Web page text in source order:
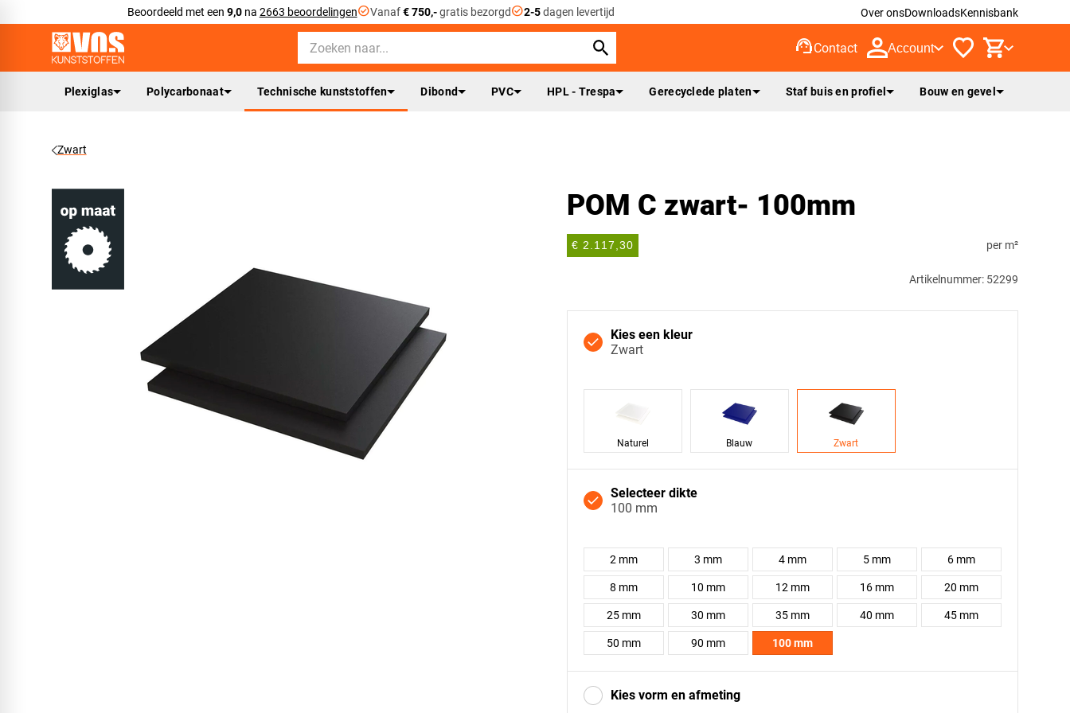
Beoordeeld met een 9,0na 2663 beoordelingencheck_circleVanaf€ 750,-gratis bezorgdcheck_circle2-5dagen levertijd Over onsDownloadsKennisbank
support_agentContact Account
Plexiglas Polycarbonaat Technische kunststoffen Dibond PVC HPL - Trespa Gerecyclede platen Staf buis en profiel Bouw en gevel
Zwart
POM C zwart- 100mm
€ 2.117,30 per m²
Artikelnummer: 52299
Kies een kleur
Zwart
Naturel Blauw Zwart
Selecteer dikte
100 mm
2 mm 3 mm 4 mm 5 mm 6 mm
8 mm 10 mm 12 mm 16 mm 20 mm
25 mm 30 mm 35 mm 40 mm 45 mm
50 mm 90 mm 100 mm
Kies vorm en afmeting